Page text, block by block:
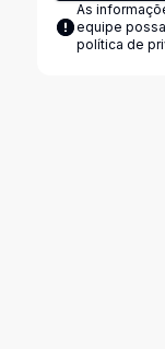
As
equipe
política de